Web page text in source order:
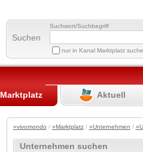
Suchen
Suchwort/Suchbegriff
nur in Kanal Marktplatz
Marktplatz Aktuell
»vivomondo / »Marktplatz/ »Unternehmen /
Unternehmen suchen